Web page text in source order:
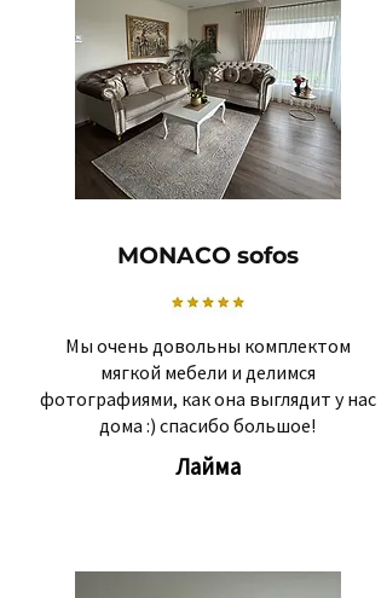
MONACO sofos
Мы очень довольны комплектом
мягкой мебели и делимся
фотографиями, как она выглядит у нас
дома :) спасибо большое!
Лайма